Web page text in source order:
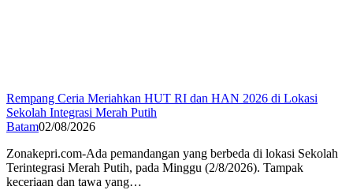
Rempang Ceria Meriahkan HUT RI dan HAN 2026 di Lokasi
Sekolah Integrasi Merah Putih
Batam02/08/2026
Zonakepri.com-Ada pemandangan yang berbeda di lokasi Sekolah
Terintegrasi Merah Putih, pada Minggu (2/8/2026). Tampak
keceriaan dan tawa yang…